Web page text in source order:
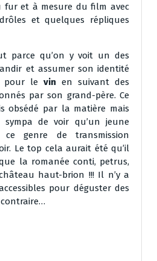
fur et à mesure du film avec
et quelques répliques
parce qu’on y voit un des
et assumer son identité
pour le vin en suivant des
par son grand-père. Ce
obsédé par la matière mais
sympa de voir qu’un jeune
genre de transmission
Le top cela aurait été qu’il
la romanée conti, petrus,
haut-brion !!! Il n’y a
pour déguster des